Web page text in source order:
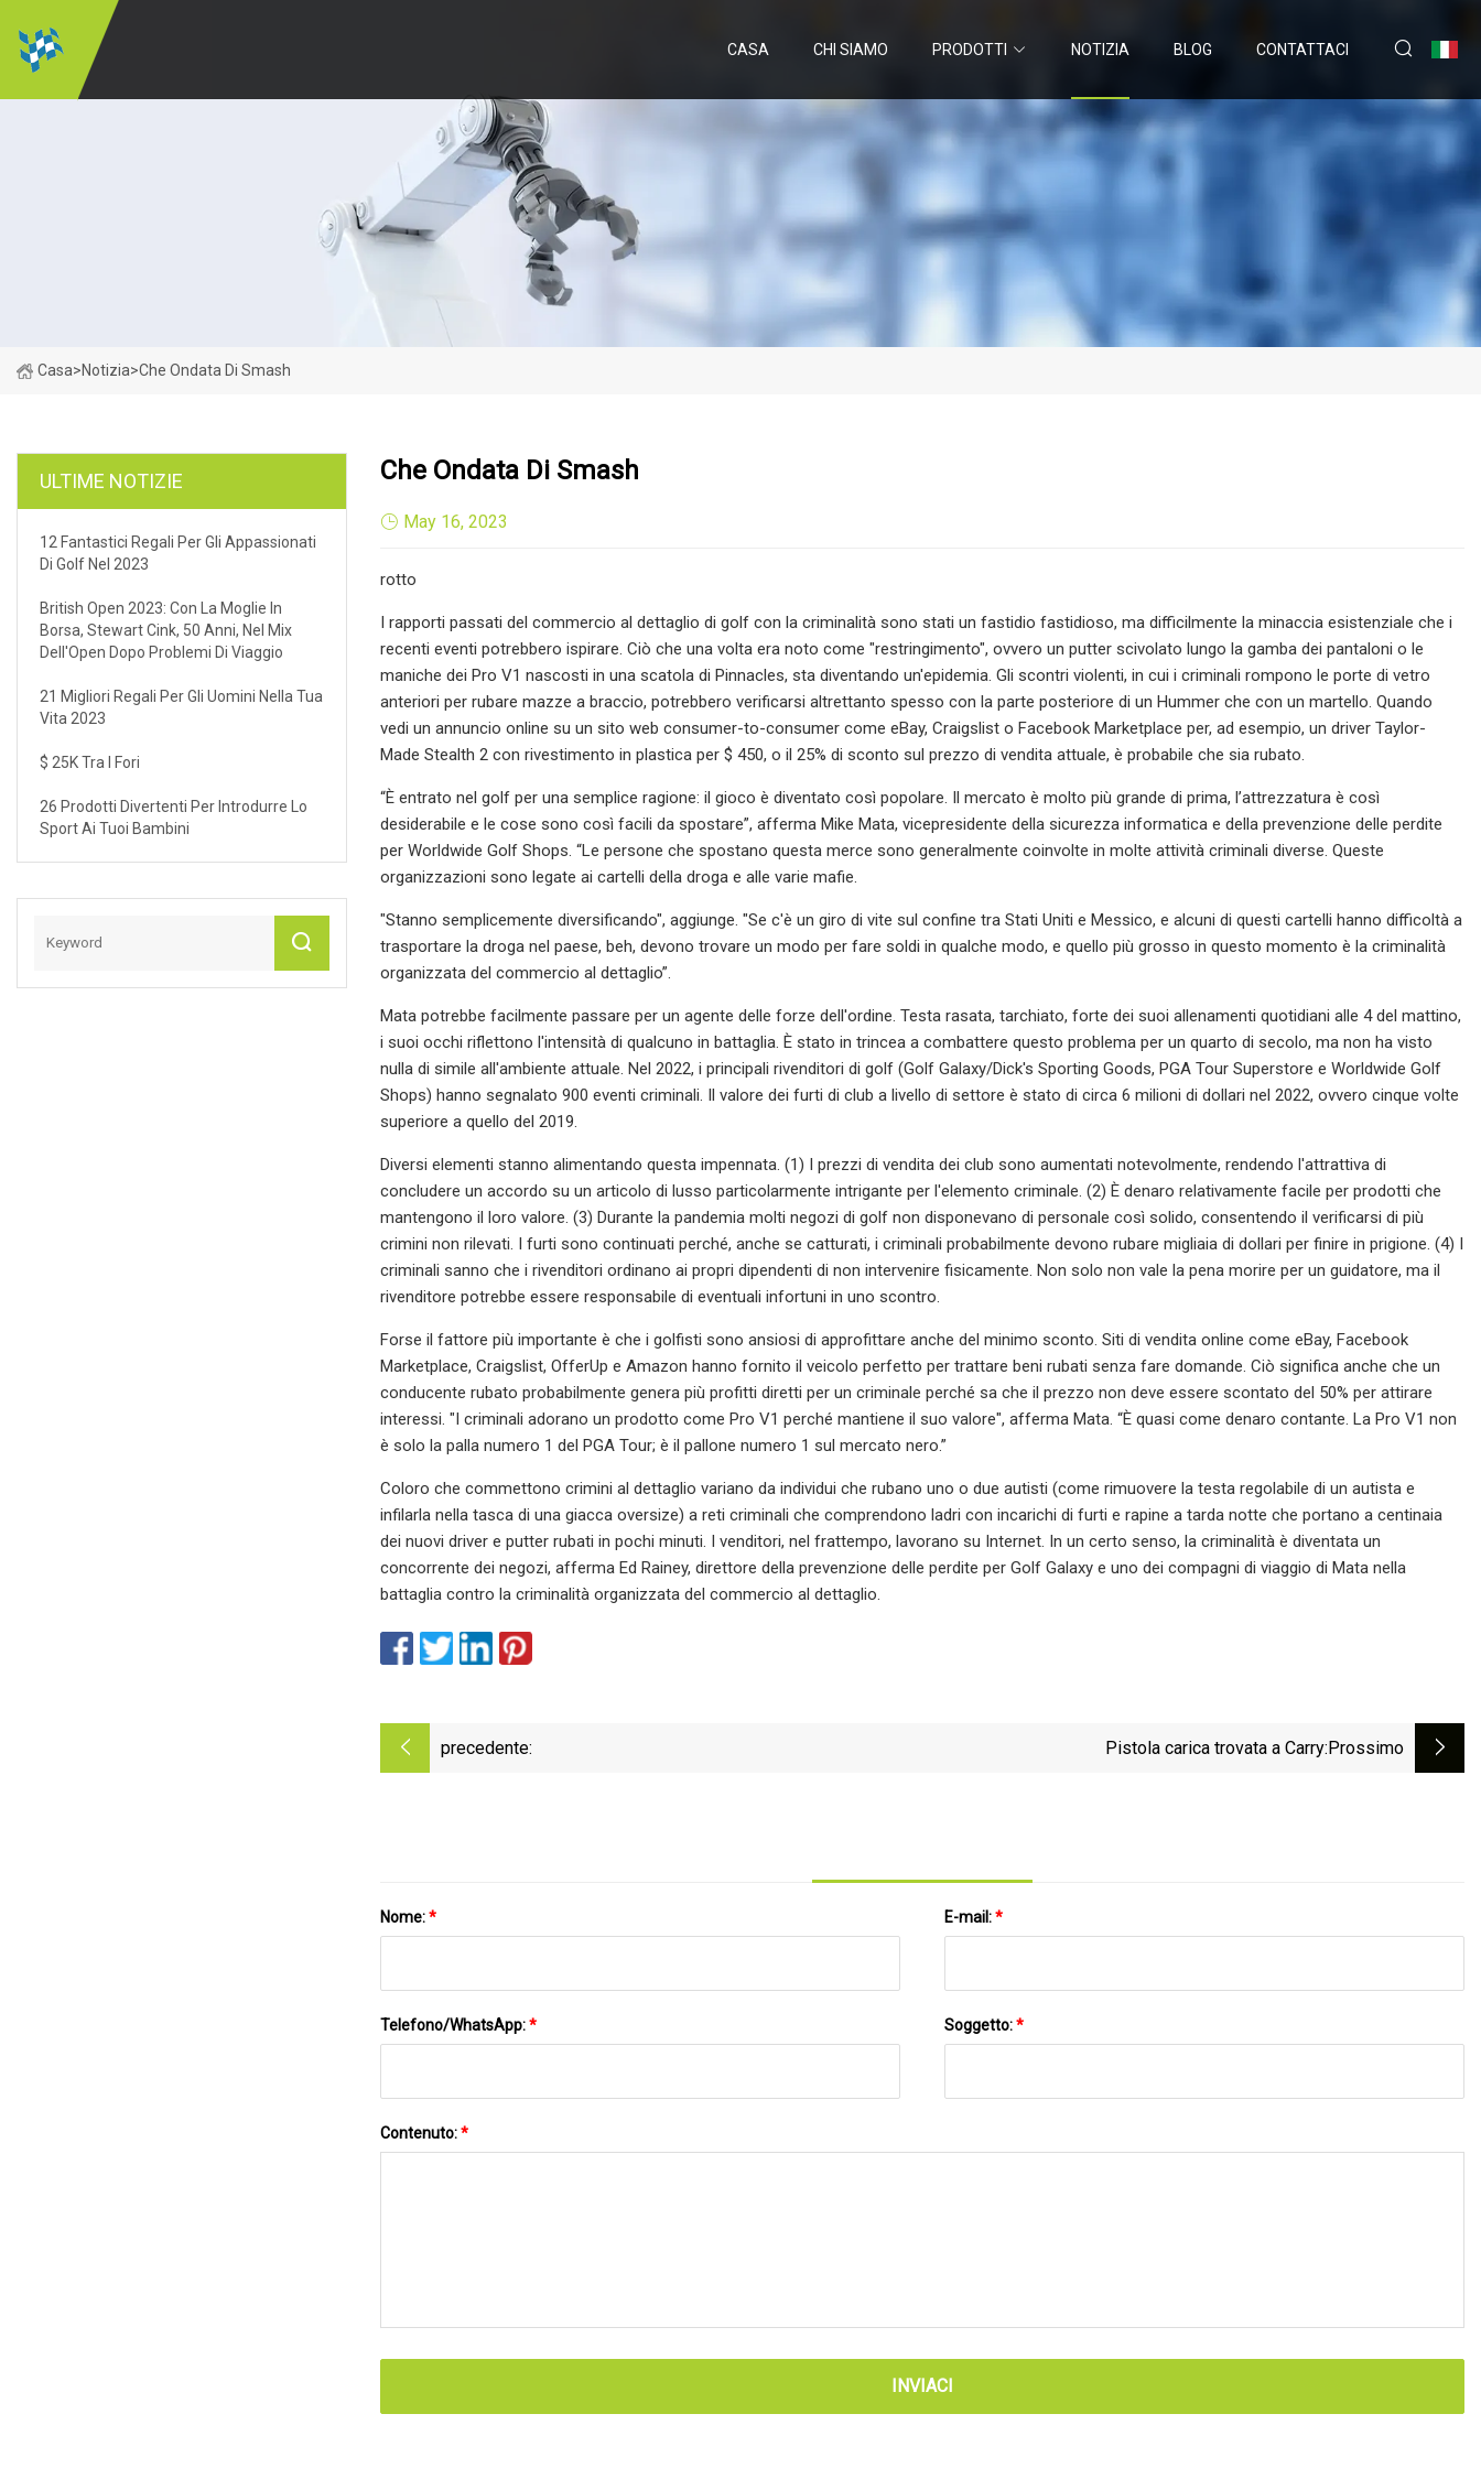
CASA CHI SIAMO PRODOTTI NOTIZIA BLOG CONTATTACI
Casa>Notizia>Che Ondata Di Smash
ULTIME NOTIZIE
12 Fantastici Regali Per Gli Appassionati
Di Golf Nel 2023
British Open 2023: Con La Moglie In
Borsa, Stewart Cink, 50 Anni, Nel Mix
Dell'Open Dopo Problemi Di Viaggio
21 Migliori Regali Per Gli Uomini Nella Tua
Vita 2023
$ 25K Tra I Fori
26 Prodotti Divertenti Per Introdurre Lo
Sport Ai Tuoi Bambini
Che Ondata Di Smash
May 16, 2023
rotto
I rapporti passati del commercio al dettaglio di golf con la criminalità sono stati un fastidio fastidioso, ma difficilmente la minaccia esistenziale che i
recenti eventi potrebbero ispirare. Ciò che una volta era noto come "restringimento", ovvero un putter scivolato lungo la gamba dei pantaloni o le
maniche dei Pro V1 nascosti in una scatola di Pinnacles, sta diventando un'epidemia. Gli scontri violenti, in cui i criminali rompono le porte di vetro
anteriori per rubare mazze a braccio, potrebbero verificarsi altrettanto spesso con la parte posteriore di un Hummer che con un martello. Quando
vedi un annuncio online su un sito web consumer-to-consumer come eBay, Craigslist o Facebook Marketplace per, ad esempio, un driver Taylor-
Made Stealth 2 con rivestimento in plastica per $ 450, o il 25% di sconto sul prezzo di vendita attuale, è probabile che sia rubato.
“È entrato nel golf per una semplice ragione: il gioco è diventato così popolare. Il mercato è molto più grande di prima, l’attrezzatura è così
desiderabile e le cose sono così facili da spostare”, afferma Mike Mata, vicepresidente della sicurezza informatica e della prevenzione delle perdite
per Worldwide Golf Shops. “Le persone che spostano questa merce sono generalmente coinvolte in molte attività criminali diverse. Queste
organizzazioni sono legate ai cartelli della droga e alle varie mafie.
"Stanno semplicemente diversificando", aggiunge. "Se c'è un giro di vite sul confine tra Stati Uniti e Messico, e alcuni di questi cartelli hanno difficoltà a
trasportare la droga nel paese, beh, devono trovare un modo per fare soldi in qualche modo, e quello più grosso in questo momento è la criminalità
organizzata del commercio al dettaglio”.
Mata potrebbe facilmente passare per un agente delle forze dell'ordine. Testa rasata, tarchiato, forte dei suoi allenamenti quotidiani alle 4 del mattino,
i suoi occhi riflettono l'intensità di qualcuno in battaglia. È stato in trincea a combattere questo problema per un quarto di secolo, ma non ha visto
nulla di simile all'ambiente attuale. Nel 2022, i principali rivenditori di golf (Golf Galaxy/Dick's Sporting Goods, PGA Tour Superstore e Worldwide Golf
Shops) hanno segnalato 900 eventi criminali. Il valore dei furti di club a livello di settore è stato di circa 6 milioni di dollari nel 2022, ovvero cinque volte
superiore a quello del 2019.
Diversi elementi stanno alimentando questa impennata. (1) I prezzi di vendita dei club sono aumentati notevolmente, rendendo l'attrattiva di
concludere un accordo su un articolo di lusso particolarmente intrigante per l'elemento criminale. (2) È denaro relativamente facile per prodotti che
mantengono il loro valore. (3) Durante la pandemia molti negozi di golf non disponevano di personale così solido, consentendo il verificarsi di più
crimini non rilevati. I furti sono continuati perché, anche se catturati, i criminali probabilmente devono rubare migliaia di dollari per finire in prigione. (4) I
criminali sanno che i rivenditori ordinano ai propri dipendenti di non intervenire fisicamente. Non solo non vale la pena morire per un guidatore, ma il
rivenditore potrebbe essere responsabile di eventuali infortuni in uno scontro.
Forse il fattore più importante è che i golfisti sono ansiosi di approfittare anche del minimo sconto. Siti di vendita online come eBay, Facebook
Marketplace, Craigslist, OfferUp e Amazon hanno fornito il veicolo perfetto per trattare beni rubati senza fare domande. Ciò significa anche che un
conducente rubato probabilmente genera più profitti diretti per un criminale perché sa che il prezzo non deve essere scontato del 50% per attirare
interessi. "I criminali adorano un prodotto come Pro V1 perché mantiene il suo valore", afferma Mata. “È quasi come denaro contante. La Pro V1 non
è solo la palla numero 1 del PGA Tour; è il pallone numero 1 sul mercato nero.”
Coloro che commettono crimini al dettaglio variano da individui che rubano uno o due autisti (come rimuovere la testa regolabile di un autista e
infilarla nella tasca di una giacca oversize) a reti criminali che comprendono ladri con incarichi di furti e rapine a tarda notte che portano a centinaia
dei nuovi driver e putter rubati in pochi minuti. I venditori, nel frattempo, lavorano su Internet. In un certo senso, la criminalità è diventata un
concorrente dei negozi, afferma Ed Rainey, direttore della prevenzione delle perdite per Golf Galaxy e uno dei compagni di viaggio di Mata nella
battaglia contro la criminalità organizzata del commercio al dettaglio.
precedente: Pistola carica trovata a Carry:Prossimo
Nome:* E-mail:*
Telefono/WhatsApp:* Soggetto:*
Contenuto:*
INVIACI